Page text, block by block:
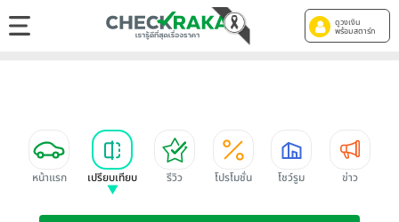
ดูวงเงิน
พร้อมสตาร์ท
หน้าแรก เปรียบเทียบ รีวิว โปรโมชั่น โชว์รูม ข่าว